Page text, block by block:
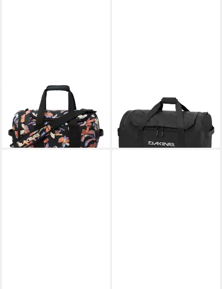
Reisetasche Duffle 2.0 35L
ab 69,95 €
lieferbar - in 2-3 Werktagen bei dir
Weekender EQ, Polyester
89,95 €
leider ausverkauft